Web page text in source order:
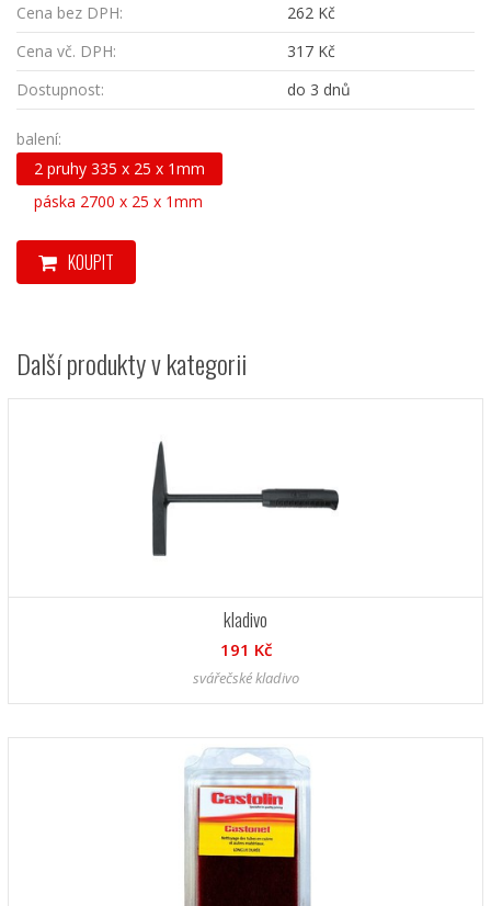
Cena bez DPH:
262 Kč
Cena vč. DPH:
317 Kč
Dostupnost:
do 3 dnů
balení:
2 pruhy 335 x 25 x 1mm
páska 2700 x 25 x 1mm
KOUPIT
Další produkty v kategorii
kladivo
191 Kč
svářečské kladivo